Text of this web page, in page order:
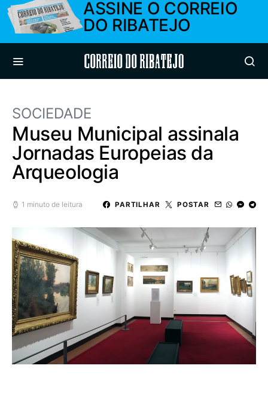
ASSINE O CORREIO
DO RIBATEJO
Correio do Ribatejo
SOCIEDADE
Museu Municipal assinala
Jornadas Europeias da
Arqueologia
1 minuto de leitura PARTILHAR POSTAR